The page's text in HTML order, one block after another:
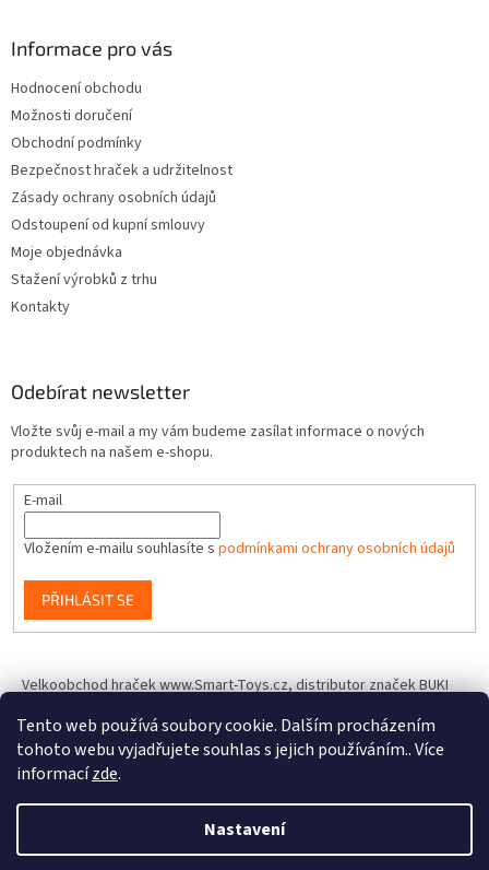
Tento web používá soubory cookie. Dalším procházením
tohoto webu vyjadřujete souhlas s jejich používáním.. Více
informacízde.
Nastavení
Informace pro vás
Hodnocení obchodu
Možnosti doručení
Obchodní podmínky
Bezpečnost hraček a udržitelnost
Zásady ochrany osobních údajů
Odstoupení od kupní smlouvy
Moje objednávka
Stažení výrobků z trhu
Kontakty
Odebírat newsletter
Vložte svůj e-mail a my vám budeme zasílat informace o nových
produktech na našem e-shopu.
E-mail
Vložením e-mailu souhlasíte s podmínkami ochrany osobních údajů
PŘIHLÁSIT SE
Velkoobchod hraček www.Smart-Toys.cz, distributor značek BUKI